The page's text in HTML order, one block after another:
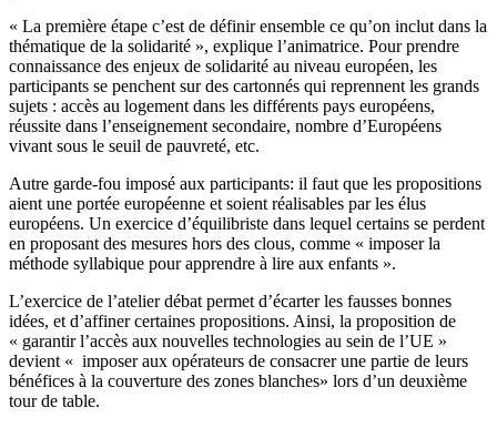
« La première étape c’est de définir ensemble ce qu’on inclut dans la
thématique de la solidarité », explique l’animatrice. Pour prendre
connaissance des enjeux de solidarité au niveau européen, les
participants se penchent sur des cartonnés qui reprennent les grands
sujets : accès au logement dans les différents pays européens,
réussite dans l’enseignement secondaire, nombre d’Européens
vivant sous le seuil de pauvreté, etc.
Autre garde-fou imposé aux participants: il faut que les propositions
aient une portée européenne et soient réalisables par les élus
européens. Un exercice d’équilibriste dans lequel certains se perdent
en proposant des mesures hors des clous, comme « imposer la
méthode syllabique pour apprendre à lire aux enfants ».
L’exercice de l’atelier débat permet d’écarter les fausses bonnes
idées, et d’affiner certaines propositions. Ainsi, la proposition de
« garantir l’accès aux nouvelles technologies au sein de l’UE »
devient « imposer aux opérateurs de consacrer une partie de leurs
bénéfices à la couverture des zones blanches» lors d’un deuxième
tour de table.